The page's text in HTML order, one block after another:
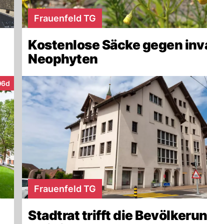
Frauenfeld TG
Kostenlose Säcke gegen
Neophyten
Artikel veröffentlicht:
6d
Frauenfeld TG
Stadtrat trifft die